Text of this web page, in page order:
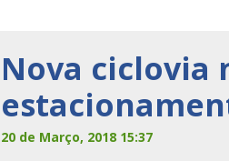
Nova ciclovia
20 de Março, 2018 15:37